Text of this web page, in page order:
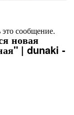
сообщение.
новая
| dunaki -